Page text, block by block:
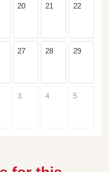
20 21 22
27 28 29
3 4 5